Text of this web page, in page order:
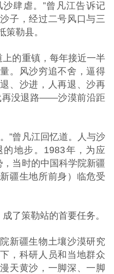
沙肆虐。”曾凡江告诉记
子，经过二号风口与三
策勒县。
上的重镇，每年接近一半
。风沙穷追不舍，逼得
、沙进，人再退、沙再
再没退路——沙漠前沿距
”曾凡江回忆道。人与沙
地步。1983年，为应
，当时的中国科学院新疆
疆生地所前身）临危受
了策勒站的首要任务。
新疆生物土壤沙漠研究
，科研人员和当地群众
天黄沙，一脚深、一脚